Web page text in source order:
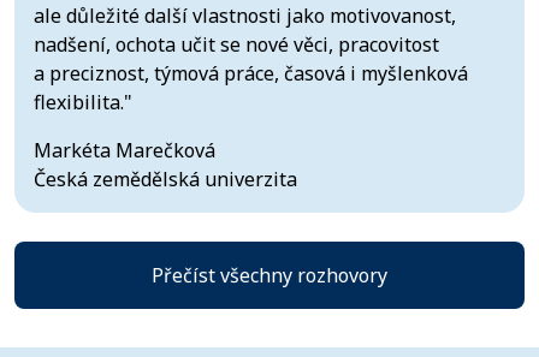
ale důležité další vlastnosti jako motivovanost,
nadšení, ochota učit se nové věci, pracovitost
a preciznost, týmová práce, časová i myšlenková
flexibilita."
Markéta Marečková
Česká zemědělská univerzita
Přečíst všechny rozhovory